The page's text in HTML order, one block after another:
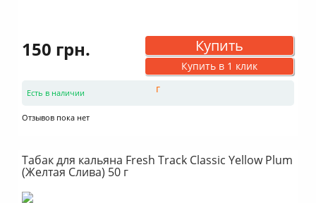
150 грн. Купить
Купить в 1 клик
Есть в наличии
Отзывов пока нет
Табак для кальяна Fresh Track Classic Yellow Plum
(Желтая Слива) 50 г